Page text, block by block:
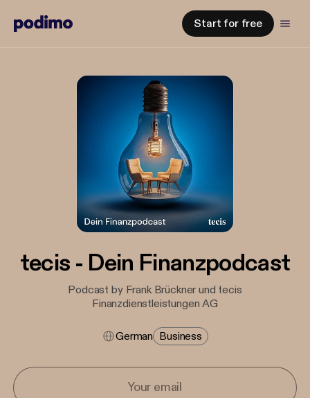
Start for free
tecis - Dein Finanzpodcast
Podcast by Frank Brückner und tecis
Finanzdienstleistungen AG
German Business